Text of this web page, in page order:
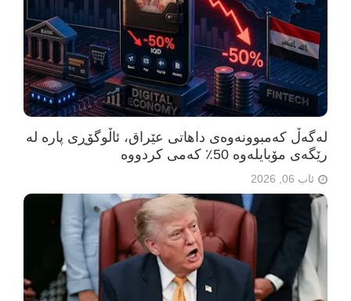
لەگەڵ کەمبوونەوەی داهاتی عێراق، ئاڵوگۆڕی پارە لە
رێگەی مۆبایلەوە 50٪ کەمی کردووە
ئاب 06, 2026